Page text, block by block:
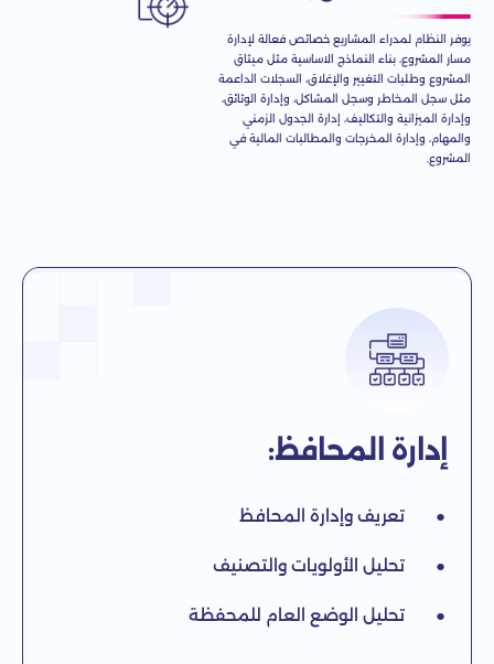
يوفر النظام لمدراء المشاريع خصائص فعالة لإدارة
مسار المشروع، بناء النماذج الاساسية مثل ميثاق
المشروع وطلبات التغيير والإغلاق، السجلات الداعمة
مثل سجل المخاطر وسجل المشاكل، وإدارة الوثائق،
وإدارة الميزانية والتكاليف، إدارة الجدول الزمني
والمهام، وإدارة المخرجات والمطالبات المالية في
المشروع.
إدارة المحافظ:
● تعريف وإدارة المحافظ
● تحليل الأولويات والتصنيف
● تحليل الوضع العام للمحفظة